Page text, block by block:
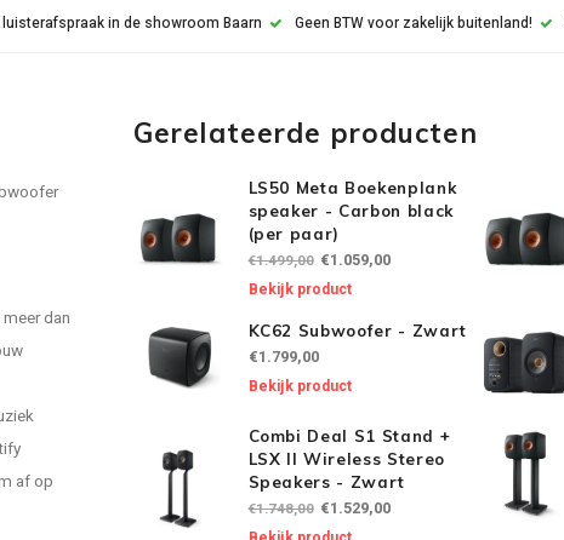
in de showroom Baarn Geen BTW voor zakelijk buitenland!
dan
af op
Gerelateerde producten
LS50 Meta Boekenplank
speaker - Carbon black
(per paar)
€1.499,00 €1.059,00
Bekijk product
KC62 Subwoofer - Zwart
€1.799,00
Bekijk product
Combi Deal S1 Stand +
LSX II Wireless Stereo
Speakers - Zwart
€1.748,00 €1.529,00